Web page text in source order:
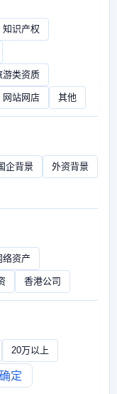
知识产权
游类资质
网站网店 其他
企背景 外资背景
络资产
香港公司
20万以上
确定